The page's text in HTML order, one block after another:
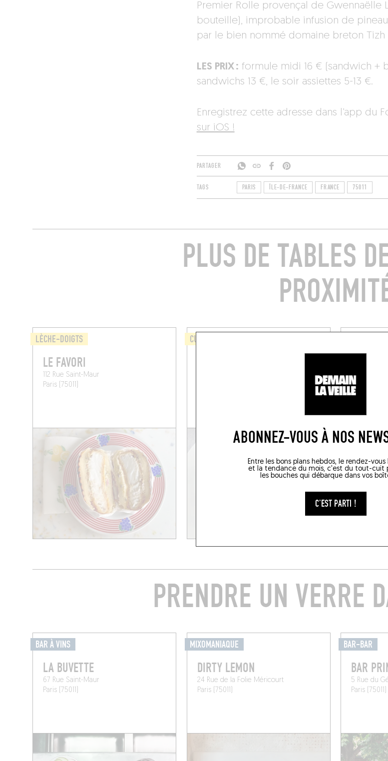
ABONNEZ-VOUS À NOS
Entre les bons plans hebdos, le rendez-
et la tendance du mois, c'est du tout-cuit
les bouches qui débarque dans vos
C'EST PARTI !
Premier Rolle provençal de Gwennaëlle
bouteille), improbable infusion de pineau
par le bien nommé domaine breton Tizh
LES PRIX : formule midi 16 € (sandwich +
sandwichs 13 €, le soir assiettes 5-13 €.
Enregistrez cette adresse dans l’app du
sur iOS !
PARTAGER
TAGS PARIS ÎLE-DE-FRANCE FRANCE 75011
PLUS DE TABLES
LÈCHE-DOIGTS
LE FAVORI
112 Rue Saint-Maur
Paris (75011)
CUISINE D'AUTEUR
RÉSERVER UNE TABLE
12 Rue
Paris (75011)
PRENDRE UN VERRE
BAR À VINS
LA BUVETTE
67 Rue Saint-Maur
Paris (75011)
MIXOMANIAQUE
DIRTY LEMON
24 Rue de la Folie Méricourt
Paris (75011)
BAR-BAR
BAR
5 Rue du
Paris (75011)